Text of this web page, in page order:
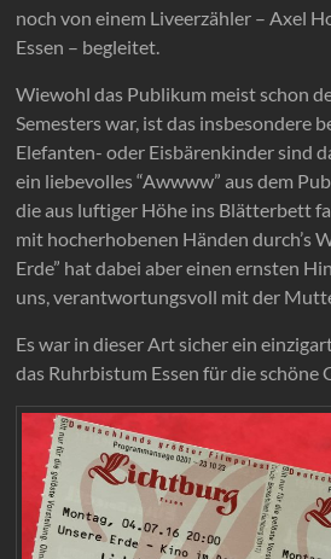
noch von einem Liveerzähler –Axel
Essen – begleitet.
Wiewohl das Publikum meist schon
Semesters war, ist das insbesondere
Elefanten- oder Eisbärenkinder sind
ein liebevolles “Awwww” aus dem
die aus luftiger Höhe ins Blätterbett
mit hocherhobenen Händen durch’s
Erde” hat dabei aber einen ernsten
uns, verantwortungsvoll mit der
Es war in dieser Art sicher ein
das Ruhrbistum Essen für die schöne